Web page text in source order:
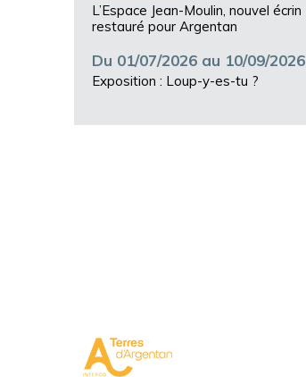
L’Espace Jean-Moulin, nouvel écrin
restauré pour Argentan
Du 01/07/2026 au 10/09/2026
Exposition : Loup-y-es-tu ?